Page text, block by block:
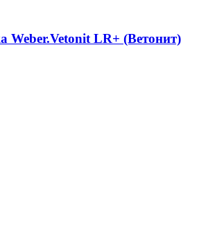
Weber.Vetonit LR+ (Ветонит)